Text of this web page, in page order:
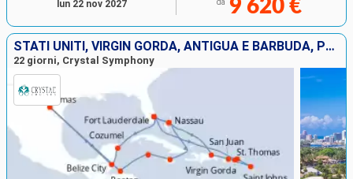
da 9 620 €
lun 22 nov 2027
STATI UNITI, VIRGIN GORDA, ANTIGUA E BARBUDA, PORTORICO, REPUBBLICA DOMINICANA, MESSICO, BELIZE, SAINT THOMAS, HONDURAS, ISOLE CAYMAN, GIAMAICA, BAHAMAS
22 giorni, Crystal Symphony